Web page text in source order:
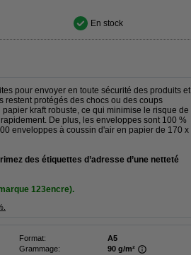
En stock
pour envoyer en toute sécurité des produits et
restent protégés des chocs ou des coups
kraft robuste, ce qui minimise le risque de
De plus, les enveloppes sont 100 %
enveloppes à coussin d'air en papier de 170 x
des étiquettes d’adresse d’une netteté
123encre).
Format:
A5
Grammage:
90 g/m²